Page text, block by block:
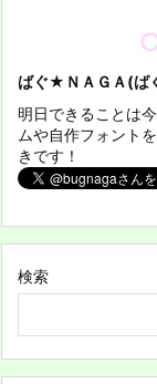
ばぐ★ＮＡＧＡ(ば
明日できることは
ムや自作フォント
きです！
検索